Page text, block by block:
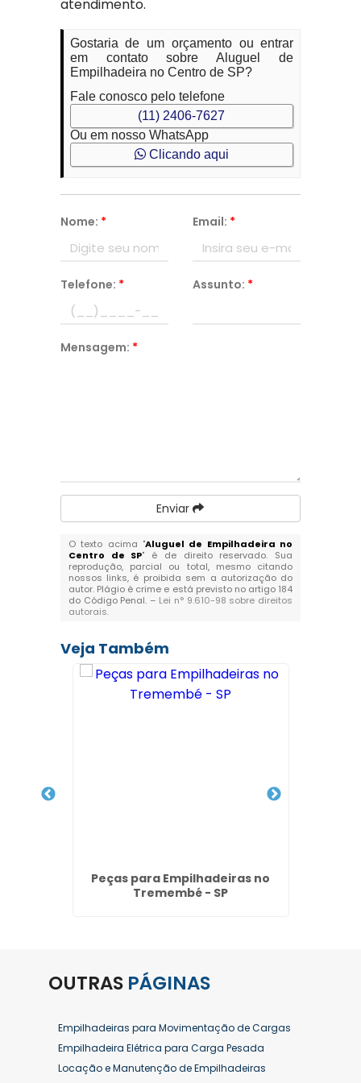
atendimento.
Gostaria de um orçamento ou entrar
em contato sobre Aluguel de
Empilhadeira no Centro de SP?
Fale conosco pelo telefone
(11) 2406-7627
Ou em nosso WhatsApp
Clicando aqui
Nome: * Email: *
Telefone: * Assunto: *
Mensagem: *
Enviar
O texto acima "Aluguel de Empilhadeira no
Centro de SP" é de direito reservado. Sua
reprodução, parcial ou total, mesmo citando
nossos links, é proibida sem a autorização do
autor. Plágio é crime e está previsto no artigo 184
do Código Penal. – Lei n° 9.610-98 sobre direitos
autorais.
Veja Também
Peças para Empilhadeiras no
Tremembé - SP
OUTRAS PÁGINAS
Empilhadeiras para Movimentação de Cargas
Empilhadeira Elétrica para Carga Pesada
Locação e Manutenção de Empilhadeiras